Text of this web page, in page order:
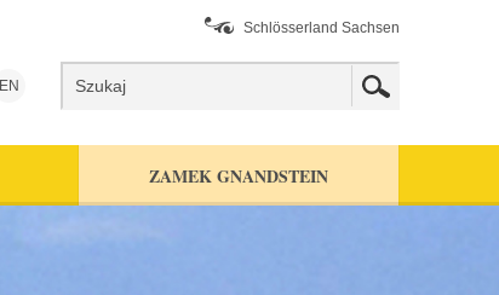
Schlösserland Sachsen
EN
ZAMEK GNANDSTEIN